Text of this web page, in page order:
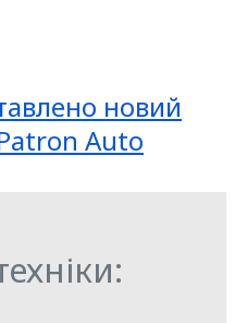
новий
Auto